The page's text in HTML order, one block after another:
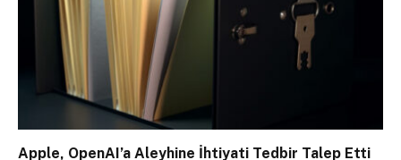
Apple, OpenAI’a Aleyhine İhtiyati Tedbir Talep Etti